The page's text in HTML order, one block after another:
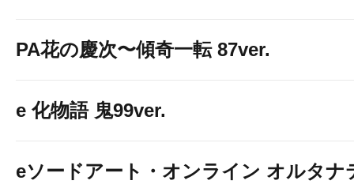
PA花の慶次〜傾奇一転 87ver.
e 化物語 鬼99ver.
eソードアート・オンライン オルタナ